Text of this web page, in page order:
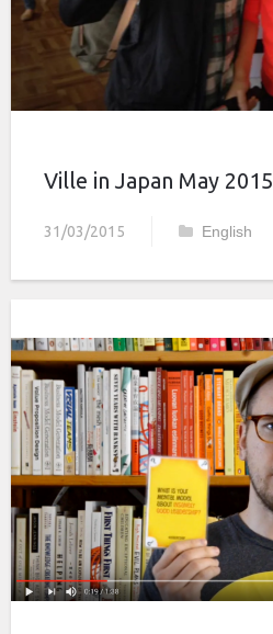
Ville in Japan May 2015
31/03/2015 English